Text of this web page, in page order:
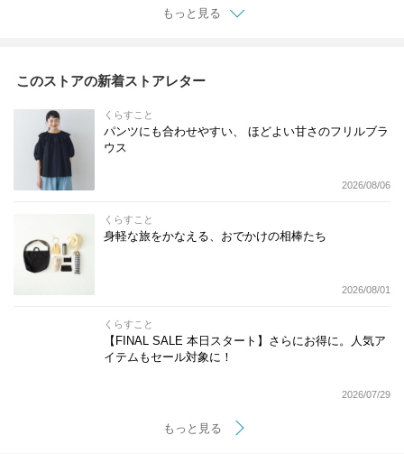
もっと見る
このストアの新着ストアレター
くらすこと
パンツにも合わせやすい、 ほどよい甘さのフリルブラ
ウス
2026/08/06
くらすこと
身軽な旅をかなえる、おでかけの相棒たち
2026/08/01
くらすこと
【FINAL SALE 本日スタート】さらにお得に。人気ア
イテムもセール対象に！
2026/07/29
もっと見る